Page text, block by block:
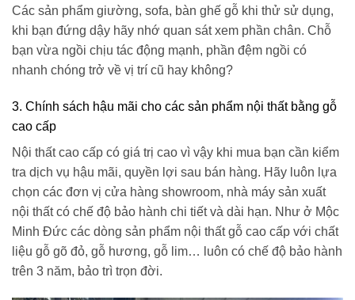
Các sản phẩm giường, sofa, bàn ghế gỗ khi thử sử dụng,
khi bạn đứng dậy hãy nhớ quan sát xem phần chân. Chỗ
bạn vừa ngồi chịu tác động mạnh, phần đệm ngồi có
nhanh chóng trở về vị trí cũ hay không?
3. Chính sách hậu mãi cho các sản phẩm nội thất bằng gỗ
cao cấp
Nội thất cao cấp có giá trị cao vì vậy khi mua bạn cần kiểm
tra dịch vụ hậu mãi, quyền lợi sau bán hàng. Hãy luôn lựa
chọn các đơn vị cửa hàng showroom, nhà máy sản xuất
nội thất có chế độ bảo hành chi tiết và dài hạn. Như ở Mộc
Minh Đức các dòng sản phẩm nội thất gỗ cao cấp với chất
liệu gỗ gõ đỏ, gỗ hương, gỗ lim… luôn có chế độ bảo hành
trên 3 năm, bảo trì trọn đời.